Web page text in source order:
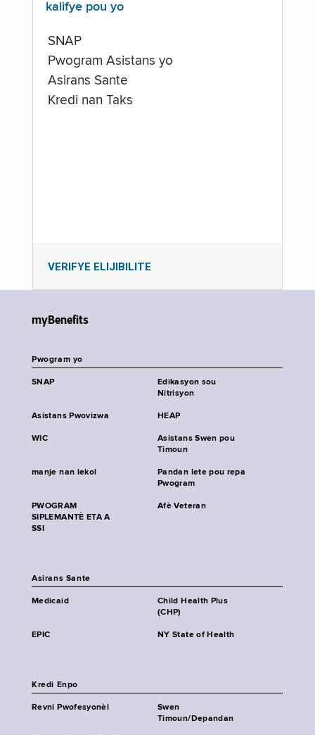
kalifye pou yo
SNAP
Pwogram Asistans yo
Asirans Sante
Kredi nan Taks
VERIFYE ELIJIBILITE
myBenefits
Pwogram yo
SNAP
Edikasyon sou
Nitrisyon
Asistans Pwovizwa HEAP
WIC
Asistans Swen pou
Timoun
manje nan lekol
Pandan lete pou repa
Pwogram
PWOGRAM
SIPLEMANTÈ ETA A
SSI
Afè Veteran
Asirans Sante
Medicaid
Child Health Plus
(CHP)
EPIC NY State of Health
Kredi Enpo
Revni Pwofesyonèl
Swen
Timoun/Depandan